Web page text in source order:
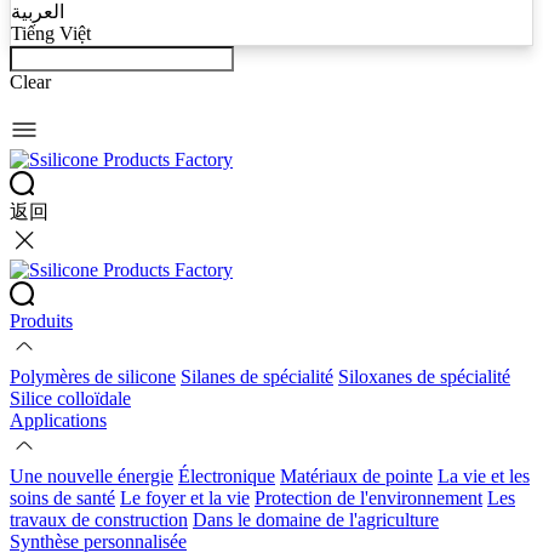
العربية
Tiếng Việt
Clear
返回
Produits
Polymères de silicone Silanes de spécialité Siloxanes de spécialité
Silice colloïdale
Applications
Une nouvelle énergie Électronique Matériaux de pointe La vie et les
soins de santé Le foyer et la vie Protection de l'environnement Les
travaux de construction Dans le domaine de l'agriculture
Synthèse personnalisée